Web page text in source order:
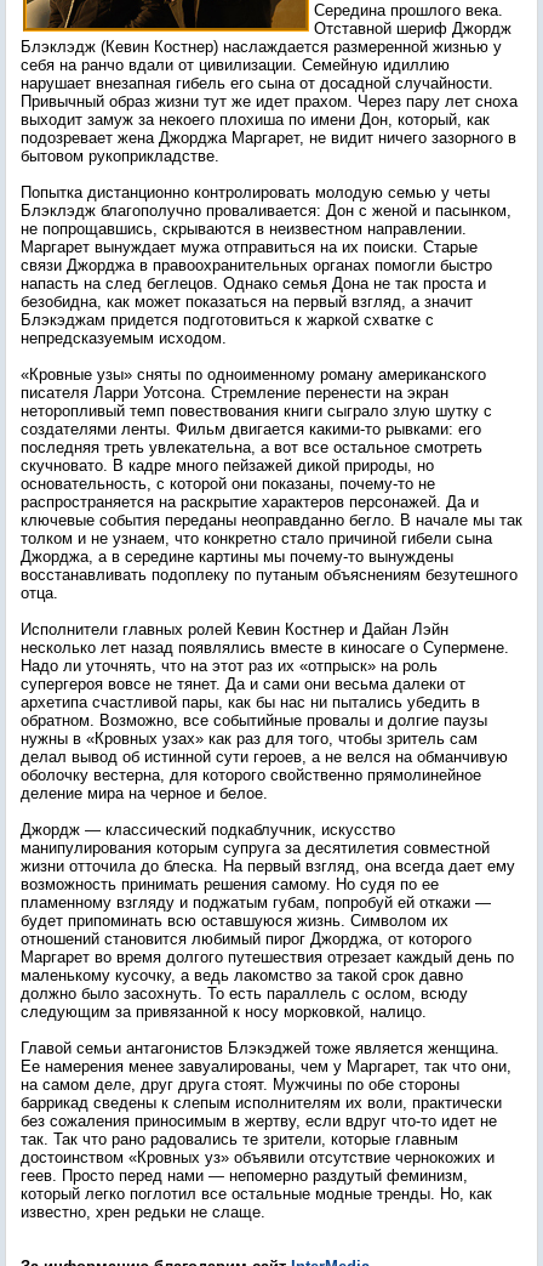
Середина прошлого века.
Отставной шериф Джордж
Блэклэдж (Кевин Костнер) наслаждается размеренной жизнью у
себя на ранчо вдали от цивилизации. Семейную идиллию
нарушает внезапная гибель его сына от досадной случайности.
Привычный образ жизни тут же идет прахом. Через пару лет сноха
выходит замуж за некоего плохиша по имени Дон, который, как
подозревает жена Джорджа Маргарет, не видит ничего зазорного в
бытовом рукоприкладстве.
Попытка дистанционно контролировать молодую семью у четы
Блэклэдж благополучно проваливается: Дон с женой и пасынком,
не попрощавшись, скрываются в неизвестном направлении.
Маргарет вынуждает мужа отправиться на их поиски. Старые
связи Джорджа в правоохранительных органах помогли быстро
напасть на след беглецов. Однако семья Дона не так проста и
безобидна, как может показаться на первый взгляд, а значит
Блэкэджам придется подготовиться к жаркой схватке с
непредсказуемым исходом.
«Кровные узы» сняты по одноименному роману американского
писателя Ларри Уотсона. Стремление перенести на экран
неторопливый темп повествования книги сыграло злую шутку с
создателями ленты. Фильм двигается какими-то рывками: его
последняя треть увлекательна, а вот все остальное смотреть
скучновато. В кадре много пейзажей дикой природы, но
основательность, с которой они показаны, почему-то не
распространяется на раскрытие характеров персонажей. Да и
ключевые события переданы неоправданно бегло. В начале мы так
толком и не узнаем, что конкретно стало причиной гибели сына
Джорджа, а в середине картины мы почему-то вынуждены
восстанавливать подоплеку по путаным объяснениям безутешного
отца.
Исполнители главных ролей Кевин Костнер и Дайан Лэйн
несколько лет назад появлялись вместе в киносаге о Супермене.
Надо ли уточнять, что на этот раз их «отпрыск» на роль
супергероя вовсе не тянет. Да и сами они весьма далеки от
архетипа счастливой пары, как бы нас ни пытались убедить в
обратном. Возможно, все событийные провалы и долгие паузы
нужны в «Кровных узах» как раз для того, чтобы зритель сам
делал вывод об истинной сути героев, а не велся на обманчивую
оболочку вестерна, для которого свойственно прямолинейное
деление мира на черное и белое.
Джордж — классический подкаблучник, искусство
манипулирования которым супруга за десятилетия совместной
жизни отточила до блеска. На первый взгляд, она всегда дает ему
возможность принимать решения самому. Но судя по ее
пламенному взгляду и поджатым губам, попробуй ей откажи —
будет припоминать всю оставшуюся жизнь. Символом их
отношений становится любимый пирог Джорджа, от которого
Маргарет во время долгого путешествия отрезает каждый день по
маленькому кусочку, а ведь лакомство за такой срок давно
должно было засохнуть. То есть параллель с ослом, всюду
следующим за привязанной к носу морковкой, налицо.
Главой семьи антагонистов Блэкэджей тоже является женщина.
Ее намерения менее завуалированы, чем у Маргарет, так что они,
на самом деле, друг друга стоят. Мужчины по обе стороны
баррикад сведены к слепым исполнителям их воли, практически
без сожаления приносимым в жертву, если вдруг что-то идет не
так. Так что рано радовались те зрители, которые главным
достоинством «Кровных уз» объявили отсутствие чернокожих и
геев. Просто перед нами — непомерно раздутый феминизм,
который легко поглотил все остальные модные тренды. Но, как
известно, хрен редьки не слаще.